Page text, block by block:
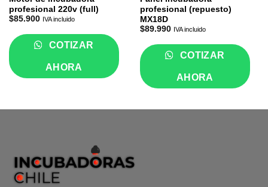
profesional 220v (full)
$85.900 IVA incluido
COTIZAR
AHORA
profesional (repuesto)
MX18D
$89.990 IVA incluido
COTIZAR
AHORA